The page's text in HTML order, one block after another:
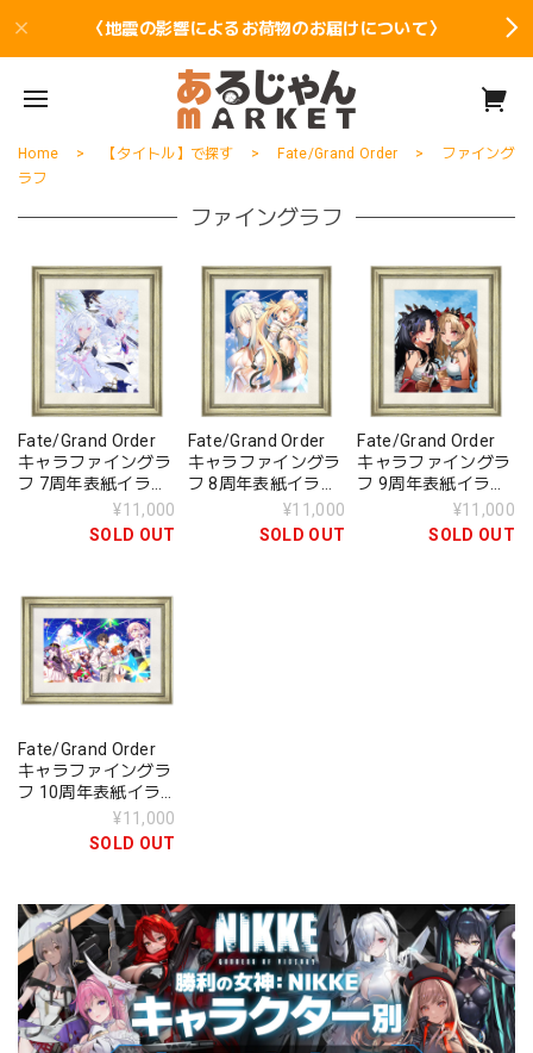
〈地震の影響によるお荷物のお届けについて〉
Home 【タイトル】で探す Fate/Grand Order
ファイング
ラフ
ファイングラフ
Fate/Grand Order
キャラファイングラ
フ 7周年表紙イラス
¥11,000
SOLD OUT
Fate/Grand Order
キャラファイングラ
フ 8周年表紙イラス
¥11,000
SOLD OUT
Fate/Grand Order
キャラファイングラ
フ 9周年表紙イラス
¥11,000
SOLD OUT
Fate/Grand Order
キャラファイングラ
フ 10周年表紙イラ
¥11,000
SOLD OUT